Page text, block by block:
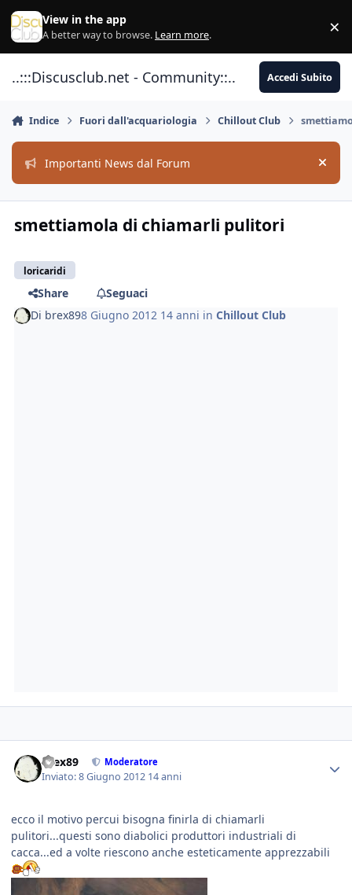
Vai al contenuto
View in the app
A better way to browse. Learn more. ×
..:::Discusclub.net - Community::.. Accedi Subito
Indice Fuori dall'acquariologia Chillout Club
Importanti News dal Forum Hide
smettiamola di chiamarli pulitori
loricaridi
Share
Seguaci
Di brex898 Giugno 2012 14 anni inChillout Club
brex89 Moderatore
Inviato:8 Giugno 2012 14 anni
ecco il motivo percui bisogna finirla di chiamarli
pulitori...questi sono diabolici produttori industriali di
cacca...ed a volte riescono anche esteticamente apprezzabili